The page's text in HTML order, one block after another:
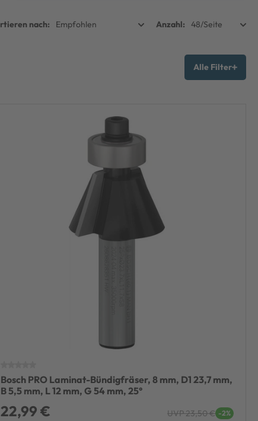
Alle Filter
Bosch PRO Laminat-Bündigfräser, 8 mm, D1 23,7 mm,
B 5,5 mm, L 12 mm, G 54 mm, 25°
22,99 € UVP 23,50 € -2%